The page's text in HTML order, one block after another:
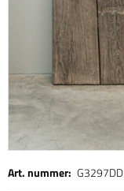
Art. nummer: G3297DD